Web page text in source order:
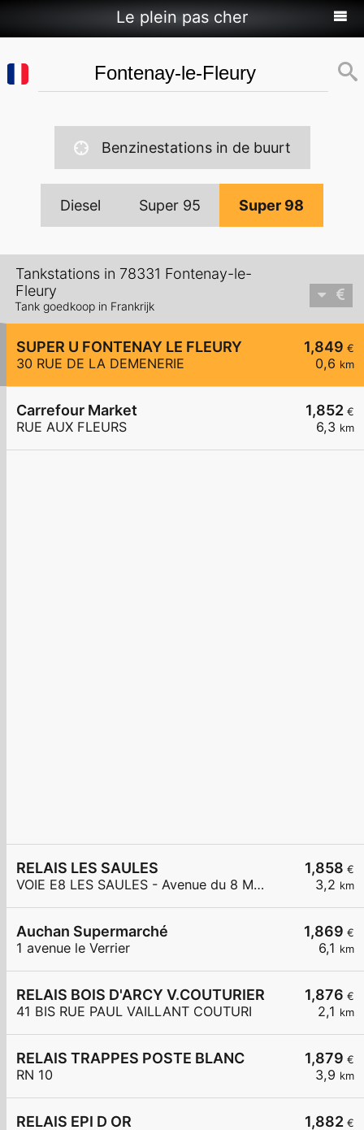
Le plein pas cher
Benzinestations in de buurt
Diesel Super 95 Super 98
Tankstations in 78331 Fontenay-le-
Fleury
Tank goedkoop in Frankrijk
1,849 €
0,6 km
SUPER U FONTENAY LE FLEURY
30 RUE DE LA DEMENERIE
1,852 €
6,3 km
Carrefour Market
RUE AUX FLEURS
1,858 €
3,2 km
RELAIS LES SAULES
VOIE E8 LES SAULES - Avenue du 8 Mai 1945
1,869 €
6,1 km
Auchan Supermarché
1 avenue le Verrier
1,876 €
2,1 km
RELAIS BOIS D'ARCY V.COUTURIER
41 BIS RUE PAUL VAILLANT COUTURI
1,879 €
3,9 km
RELAIS TRAPPES POSTE BLANC
RN 10
1,882 €
RELAIS EPI D OR